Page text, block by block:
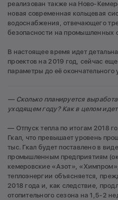
реализован также на Ново-
новая современная кольцевая
водоснабжения, отвечающего
безопасности на промышленных
В настоящее время идет
проектов на 2019 год, сейчас
параметры до её окончательного
—Сколько планируется
уходящем году? Как в целом
— Отпуск тепла по итогам 2018
Гкал, что превышает уровень
тыс. Гкал будет поставлено в
промышленным предприятиям
кемеровские «Азот»,
теплоэнергии объясняется,
2018 года и, как следствие,
отопительного сезона на 1,5-2